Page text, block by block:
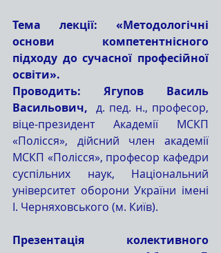
Тема лекції: «Методологічні
основи компетентнісного
підходу до сучасної професійної
освіти».
Проводить: Ягупов Василь
Васильович, д. пед. н., професор,
віце-президент Академії МСКП
«Полісся», дійсний член академії
МСКП «Полісся», професор кафедри
суспільних наук, Національний
університет оборони України імені
І. Черняховського (м. Київ).
Презентація колективного